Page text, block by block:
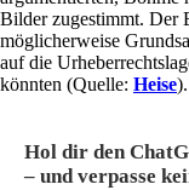
Bilder zugestimmt. Der
möglicherweise
auf die
könnten (Quelle: Heise).
Hol dir den
– und verpasse